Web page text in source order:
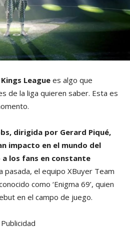
League es algo que
de la liga quieren saber. Esta es
dirigida por Gerard Piqué,
impacto en el mundo del
los fans en constante
pasada, el equipo XBuyer Team
como ‘Enigma 69’, quien
en el campo de juego.
Publicidad